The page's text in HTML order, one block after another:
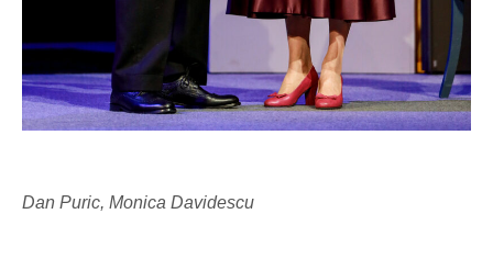
Dan Puric, Monica Davidescu